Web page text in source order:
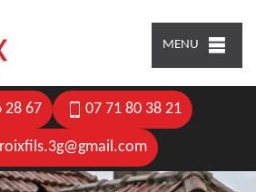
MENU
28 67 07 71 80 38 21